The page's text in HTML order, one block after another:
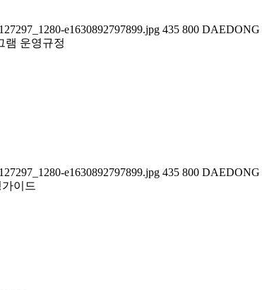
e1630892797899.jpg 435 800 DAEDONG
램 운영규정
e1630892797899.jpg 435 800 DAEDONG
이드